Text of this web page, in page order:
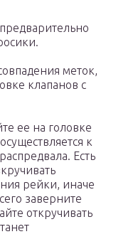
меток,
клапанов с
ее на головке
к
Есть
рейки, иначе
заверните
откручивать